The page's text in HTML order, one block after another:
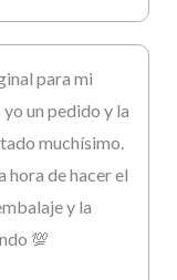
para mi
un pedido y la
muchísimo.
hora de hacer el
y la
💯